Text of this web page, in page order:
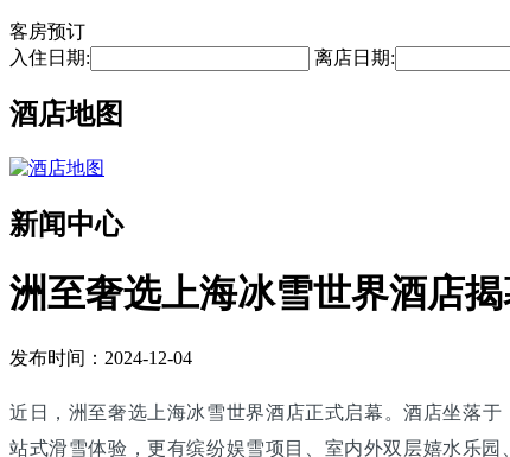
客房预订
入住日期:
离店日期:
酒店地图
新闻中心
洲至奢选上海冰雪世界酒店
发布时间：2024-12-04
近日，洲至奢选上海冰雪世界酒店正式启幕。酒店坐落
站式滑雪体验，更有缤纷娱雪项目、室内外双层嬉水乐